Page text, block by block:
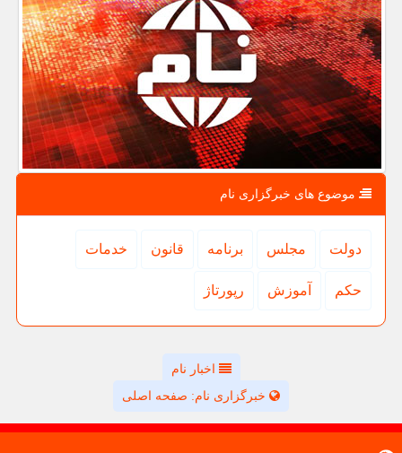
موضوع های خبرگزاری نام
دولت مجلس برنامه قانون خدمات
حكم آموزش رپورتاژ
اخبار نام
خبرگزاری نام: صفحه اصلی